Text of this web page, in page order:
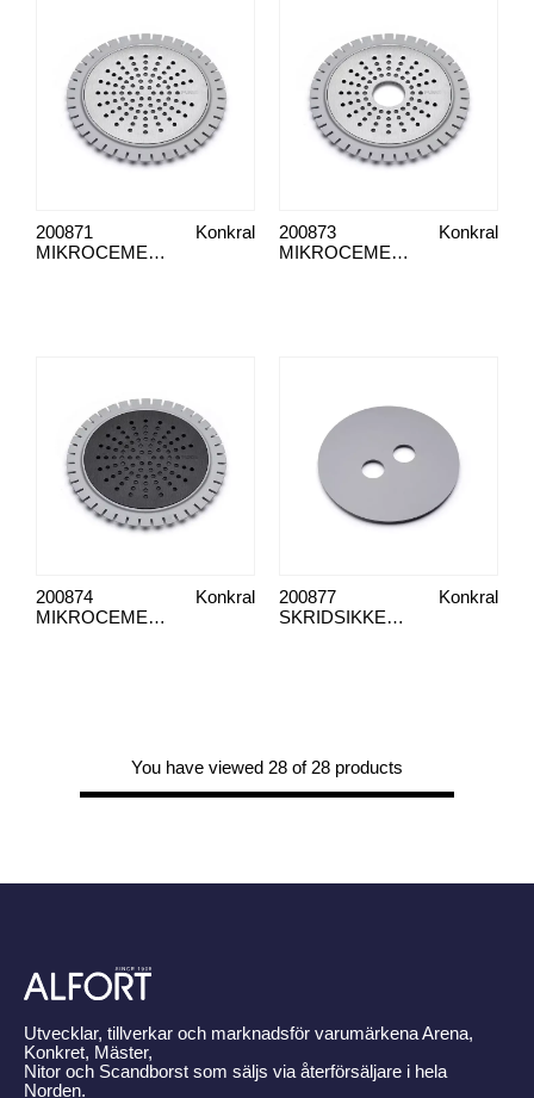
MIKROCEMENT SILVER SUN 150 RUSTFRIT
Konkral
200871
MIKROCEMENTSKÆRM 150 MED UDSKÆRING I RUSTFRIT STÅL
Konkral
200873
MIKROCEMENT SILVER SUN 150 SORT
Konkral
200874
SKRIDSIKKERHED TIL MIKROCEMENTSKÆRM 150
Konkral
200877
You have viewed 28 of 28 products
Utvecklar, tillverkar och marknadsför varumärkena Arena,
Konkret, Mäster,
Nitor och Scandborst som säljs via återförsäljare i hela
Norden.